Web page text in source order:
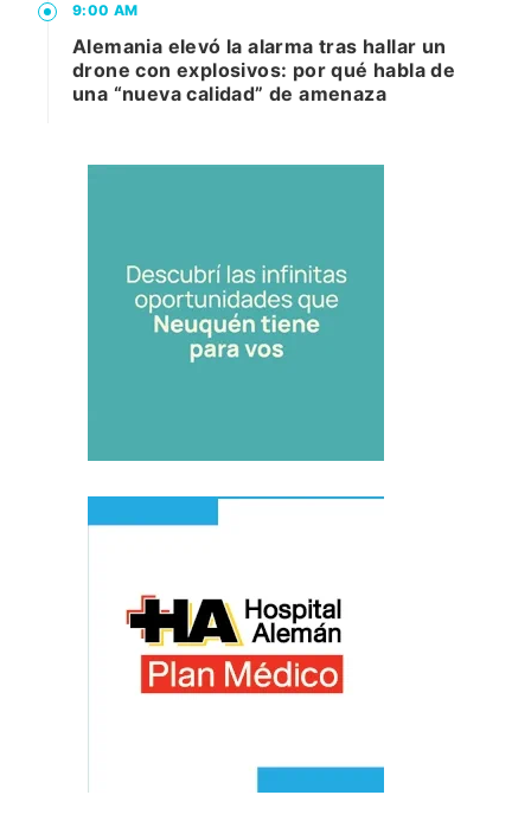
9:00 AM
Alemania elevó la alarma tras hallar un
drone con explosivos: por qué habla de
una “nueva calidad” de amenaza